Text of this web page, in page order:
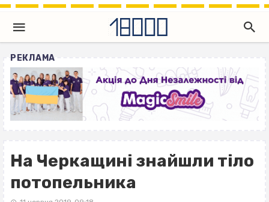
РЕКЛАМА
На Черкащині знайшли тіло
потопельника